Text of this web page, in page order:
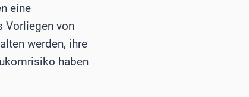
eine
Vorliegen von
werden, ihre
haben